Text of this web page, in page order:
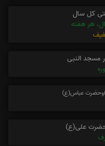
کل سال
هر هفته
مسجد النبی
عباس(ع)
حضرت علی(ع)